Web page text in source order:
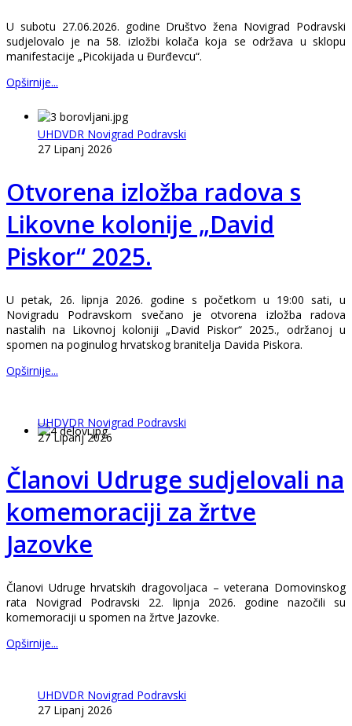
U subotu 27.06.2026. godine Društvo žena Novigrad Podravski
sudjelovalo je na 58. izložbi kolača koja se održava u sklopu
manifestacije „Picokijada u Đurđevcu“.
Opširnije...
UHDVDR Novigrad Podravski
27 Lipanj 2026
Otvorena izložba radova s
Likovne kolonije „David
Piskor“ 2025.
U petak, 26. lipnja 2026. godine s početkom u 19:00 sati, u
Novigradu Podravskom svečano je otvorena izložba radova
nastalih na Likovnoj koloniji „David Piskor“ 2025., održanoj u
spomen na poginulog hrvatskog branitelja Davida Piskora.
Opširnije...
UHDVDR Novigrad Podravski
27 Lipanj 2026
Članovi Udruge sudjelovali na
komemoraciji za žrtve
Jazovke
Članovi Udruge hrvatskih dragovoljaca – veterana Domovinskog
rata Novigrad Podravski 22. lipnja 2026. godine nazočili su
komemoraciji u spomen na žrtve Jazovke.
Opširnije...
UHDVDR Novigrad Podravski
27 Lipanj 2026